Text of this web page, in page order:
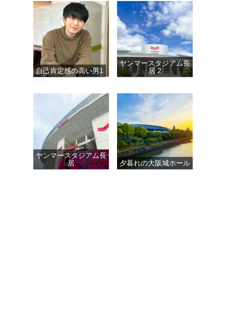
自己肯定感の高い男1
ヤンマースタジアム長
居 2
ヤンマースタジアム長
居
夕暮れの大阪城ホール